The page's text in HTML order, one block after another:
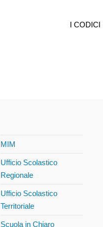
I
MIM
Ufficio Scolastico
Regionale
Ufficio Scolastico
Territoriale
Scuola in Chiaro